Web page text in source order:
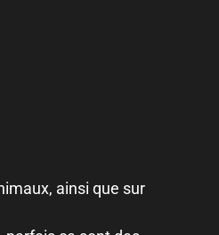
ainsi que sur